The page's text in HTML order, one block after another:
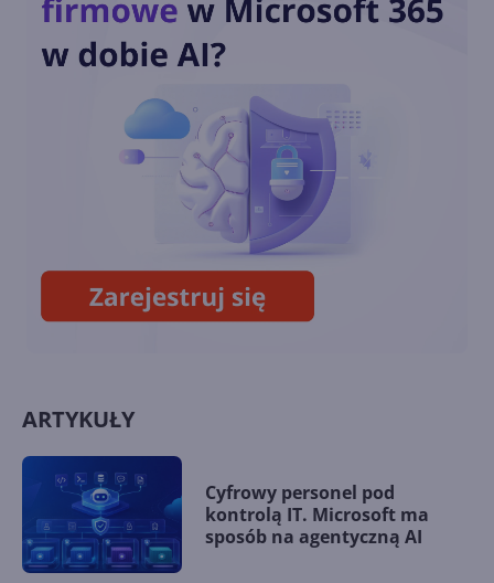
Microsoft opatentował
8BitDo wypuści klawiaturę i
mysz w stylu retro Xboksa
ARTYKUŁY
Cyfrowy personel pod
kontrolą IT. Microsoft ma
sposób na agentyczną AI